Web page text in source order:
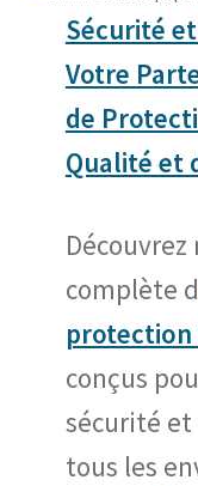
Sécurité
Votre
de
Qualité et
complète
conçus
sécurité
tous les